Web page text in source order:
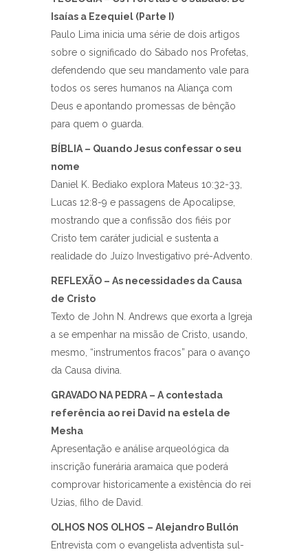
Isaías a Ezequiel (Parte I)
Paulo Lima inicia uma série de dois artigos
sobre o significado do Sábado nos Profetas,
defendendo que seu mandamento vale para
todos os seres humanos na Aliança com
Deus e apontando promessas de bênção
para quem o guarda.
BÍBLIA – Quando Jesus confessar o seu
nome
Daniel K. Bediako explora Mateus 10:32-33,
Lucas 12:8-9 e passagens de Apocalipse,
mostrando que a confissão dos fiéis por
Cristo tem caráter judicial e sustenta a
realidade do Juízo Investigativo pré-Advento.
REFLEXÃO – As necessidades da Causa
de Cristo
Texto de John N. Andrews que exorta a Igreja
a se empenhar na missão de Cristo, usando,
mesmo, “instrumentos fracos” para o avanço
da Causa divina.
GRAVADO NA PEDRA – A contestada
referência ao rei David na estela de
Mesha
Apresentação e análise arqueológica da
inscrição funerária aramaica que poderá
comprovar historicamente a existência do rei
Uzias, filho de David.
OLHOS NOS OLHOS – Alejandro Bullón
Entrevista com o evangelista adventista sul-